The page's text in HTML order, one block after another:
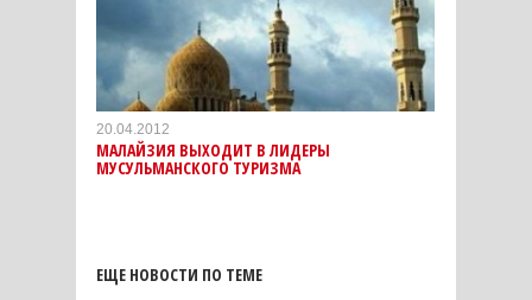
20.04.2012
МАЛАЙЗИЯ ВЫХОДИТ В ЛИДЕРЫ
МУСУЛЬМАНСКОГО ТУРИЗМА
ЕЩЕ НОВОСТИ ПО ТЕМЕ